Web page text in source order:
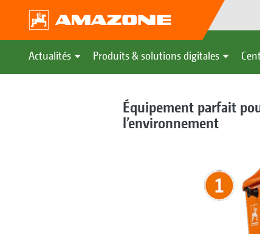
Actualités Produits & solutions digitales
Équipement parfait
l’environnement